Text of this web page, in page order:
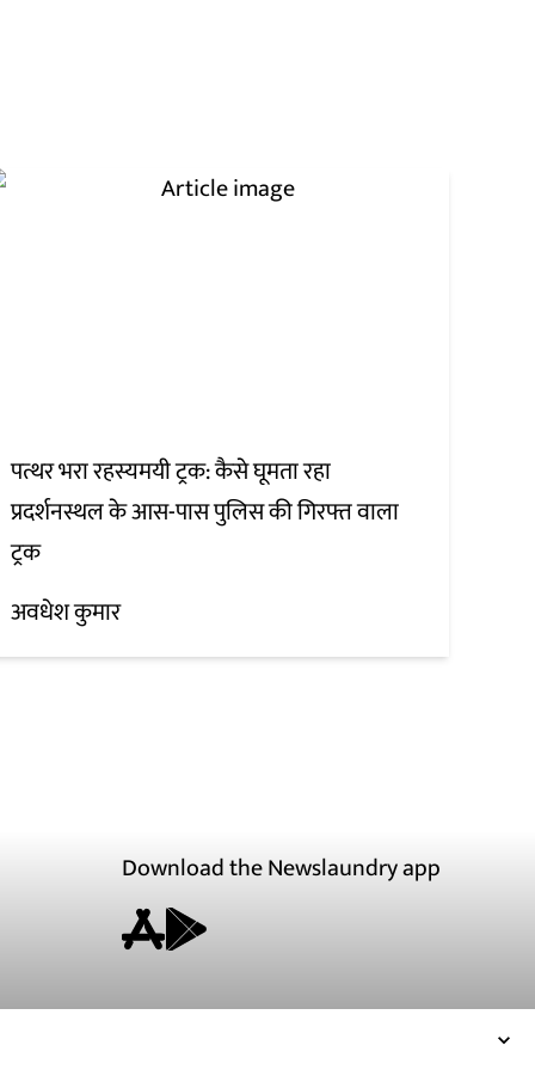
पत्थर भरा रहस्यमयी ट्रक: कैसे घूमता रहा
प्रदर्शनस्थल के आस-पास पुलिस की गिरफ्त वाला
ट्रक
अवधेश कुमार
Download the Newslaundry app